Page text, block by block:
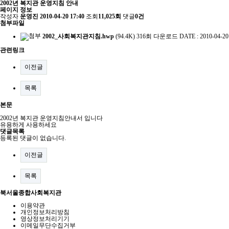
2002년 복지관 운영지침 안내
페이지 정보
작성자 운영진 2010-04-20 17:40 조회 11,025회 댓글0건
첨부파일
2002_사회복지관지침.hwp (94.4K) 316회 다운로드 DATE : 2010-04-
관련링크
이전글
목록
본문
2002년 복지관 운영지침안내서 입니다
유용하게 사용하세요
댓글목록
등록된 댓글이 없습니다.
이전글
목록
북서울종합사회복지관
이용약관
개인정보처리방침
영상정보처리기기
이메일무단수집거부